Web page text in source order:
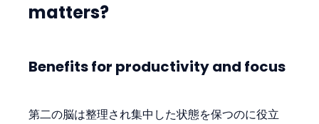
matters?
Benefits for productivity and focus
第二の脳は整理され集中した状態を保つのに役立